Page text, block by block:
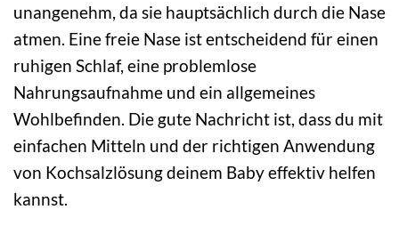
unangenehm, da sie hauptsächlich durch die Nase
atmen. Eine freie Nase ist entscheidend für einen
ruhigen Schlaf, eine problemlose
Nahrungsaufnahme und ein allgemeines
Wohlbefinden. Die gute Nachricht ist, dass du mit
einfachen Mitteln und der richtigen Anwendung
von Kochsalzlösung deinem Baby effektiv helfen
kannst.